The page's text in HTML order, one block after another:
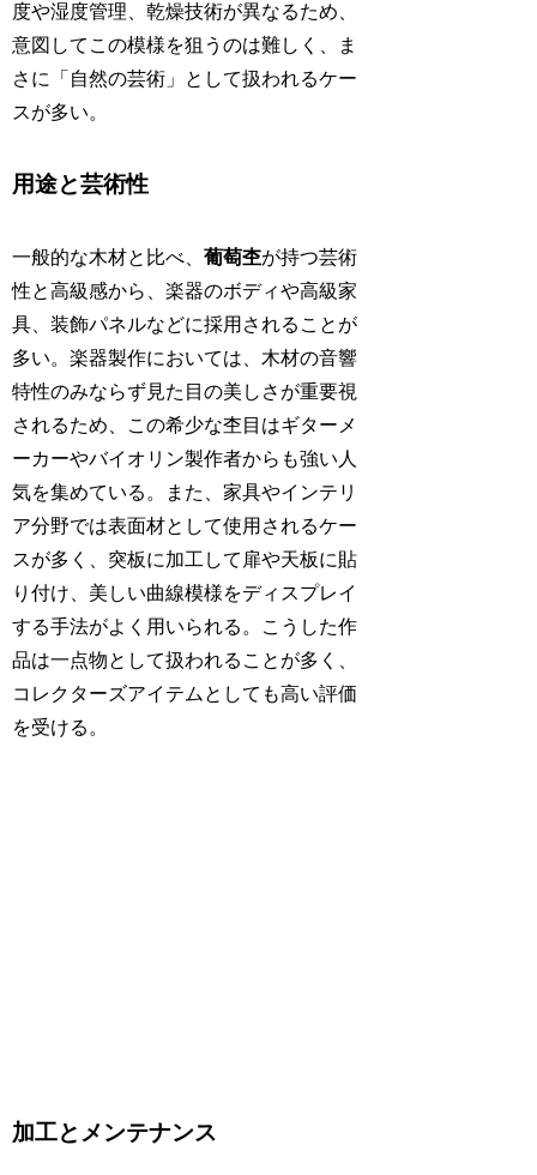
度や湿度管理、乾燥技術が異なるため、
意図してこの模様を狙うのは難しく、ま
さに「自然の芸術」として扱われるケー
スが多い。
用途と芸術性
一般的な木材と比べ、葡萄杢が持つ芸術
性と高級感から、楽器のボディや高級家
具、装飾パネルなどに採用されることが
多い。楽器製作においては、木材の音響
特性のみならず見た目の美しさが重要視
されるため、この希少な杢目はギターメ
ーカーやバイオリン製作者からも強い人
気を集めている。また、家具やインテリ
ア分野では表面材として使用されるケー
スが多く、突板に加工して扉や天板に貼
り付け、美しい曲線模様をディスプレイ
する手法がよく用いられる。こうした作
品は一点物として扱われることが多く、
コレクターズアイテムとしても高い評価
を受ける。
加工とメンテナンス